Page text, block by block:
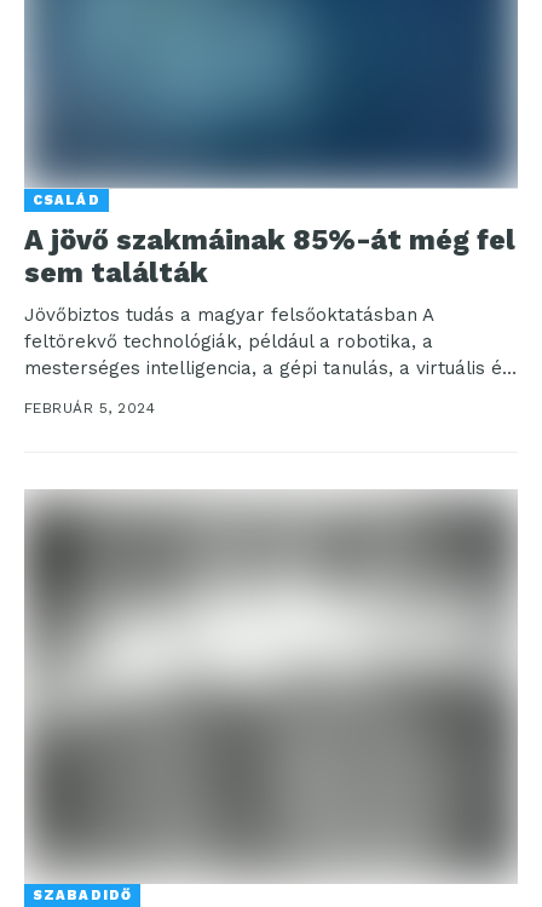
CSALÁD
A jövő szakmáinak 85%-át még fel
sem találták
Jövőbiztos tudás a magyar felsőoktatásban A
feltörekvő technológiák, például a robotika, a
mesterséges intelligencia, a gépi tanulás, a virtuális és
FEBRUÁR 5, 2024
SZABADIDŐ